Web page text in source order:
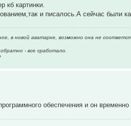
кб картинки.
и писалось.А сейчас были
в новой аватарке, возможно она не
- все сработало.
обеспечения и он